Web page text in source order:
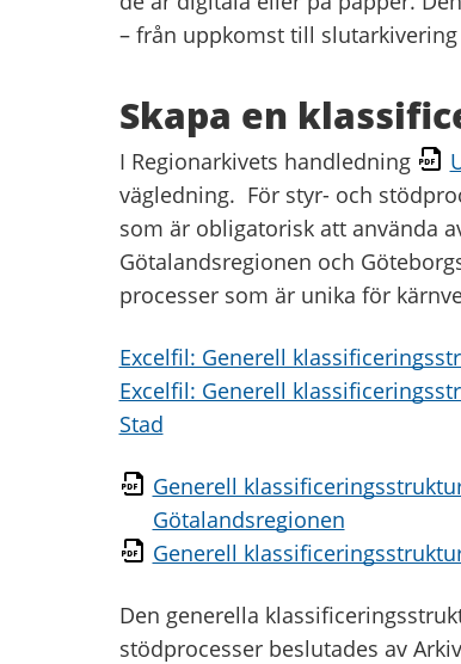
– från uppkomst till
Skapa en
I Regionarkivets handledning
vägledning. För styr- och
som är obligatorisk att använda
Götalandsregionen och
processer som är unika för
Excelfil: Generell
Excelfil: Generell
Stad
Generell
Götalandsregionen
Generell
Den generella
stödprocesser beslutades av